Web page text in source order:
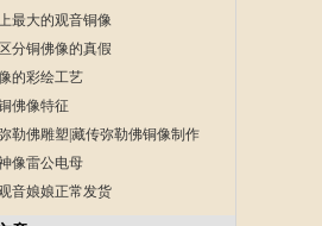
最大的观音铜像
分铜佛像的真假
的彩绘工艺
佛像特征
勒佛雕塑|藏传弥勒佛铜像制作
像雷公电母
音娘娘正常发货